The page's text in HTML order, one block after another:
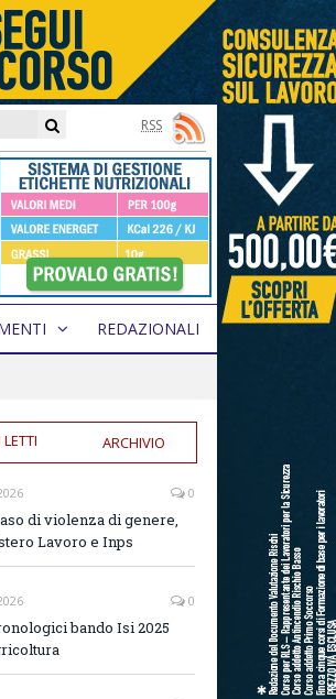
RSS
REDAZIONALI
ARCHIVIO
0
di violenza di genere,
Lavoro e Inps
0
bando Isi 2025